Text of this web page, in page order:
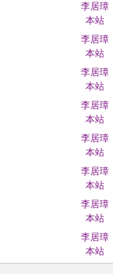
李居璋
本站
李居璋
本站
李居璋
本站
李居璋
本站
李居璋
本站
李居璋
本站
李居璋
本站
李居璋
本站